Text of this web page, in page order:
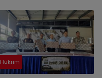
Hukrim